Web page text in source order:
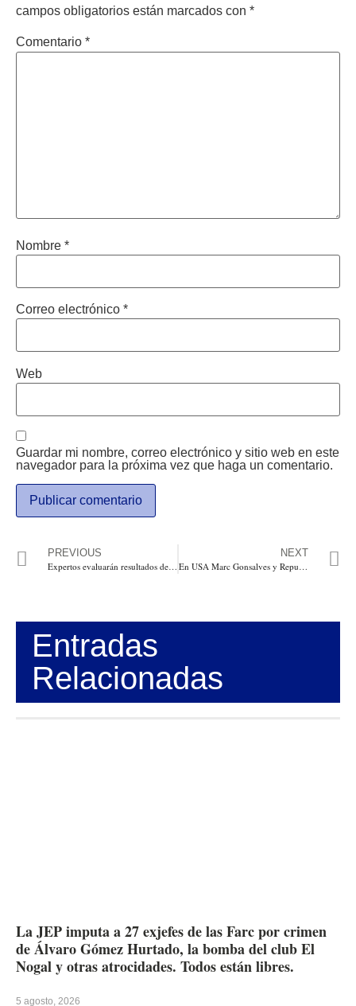
campos obligatorios están marcados con *
Comentario *
Nombre *
Correo electrónico *
Web
Guardar mi nombre, correo electrónico y sitio web en este
navegador para la próxima vez que haga un comentario.
PREVIOUS
Expertos evaluarán resultados del Diálogo Nacional sobre el futuro de la Política de Drogas en Colombia
NEXT
En USA Marc Gonsalves y Republicanos aseguran que Santos pidió a Trinidad, pero él lo niega
Entradas
Relacionadas
La JEP imputa a 27 exjefes de las Farc por crimen
de Álvaro Gómez Hurtado, la bomba del club El
Nogal y otras atrocidades. Todos están libres.
5 agosto, 2026